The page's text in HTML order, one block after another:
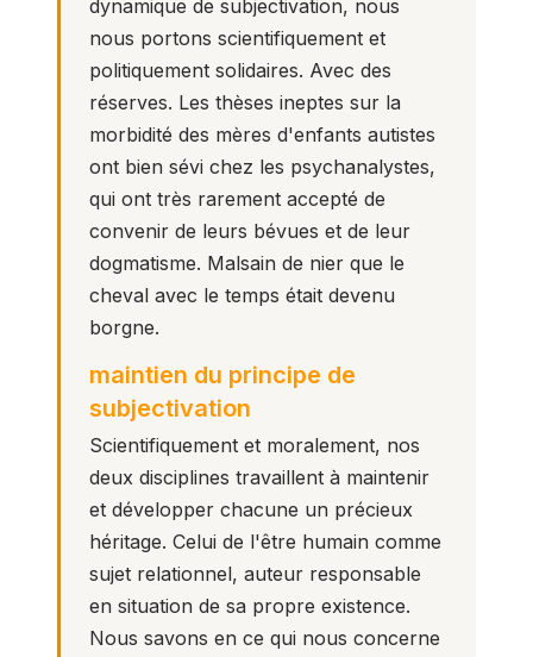
dynamique de subjectivation, nous
nous portons scientifiquement et
politiquement solidaires. Avec des
réserves. Les thèses ineptes sur la
morbidité des mères d'enfants autistes
ont bien sévi chez les psychanalystes,
qui ont très rarement accepté de
convenir de leurs bévues et de leur
dogmatisme. Malsain de nier que le
cheval avec le temps était devenu
borgne.
maintien du principe de
subjectivation
Scientifiquement et moralement, nos
deux disciplines travaillent à maintenir
et développer chacune un précieux
héritage. Celui de l'être humain comme
sujet relationnel, auteur responsable
en situation de sa propre existence.
Nous savons en ce qui nous concerne